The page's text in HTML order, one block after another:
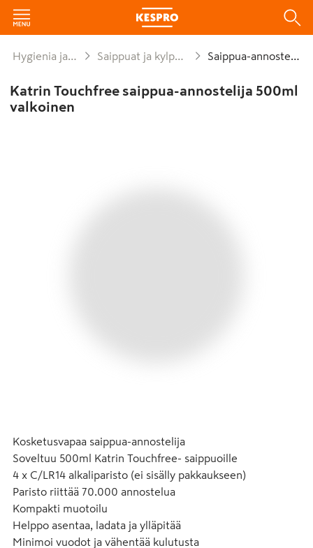
Hygienia ja siivous Saippuat ja kylpytuotteet Saippua-annostelijat
Katrin Touchfree saippua-annostelija 500ml
valkoinen
Kosketusvapaa saippua-annostelija
Soveltuu 500ml Katrin Touchfree- saippuoille
4 x C/LR14 alkaliparisto (ei sisälly pakkaukseen)
Paristo riittää 70.000 annostelua
Kompakti muotoilu
Helppo asentaa, ladata ja ylläpitää
Minimoi vuodot ja vähentää kulutusta